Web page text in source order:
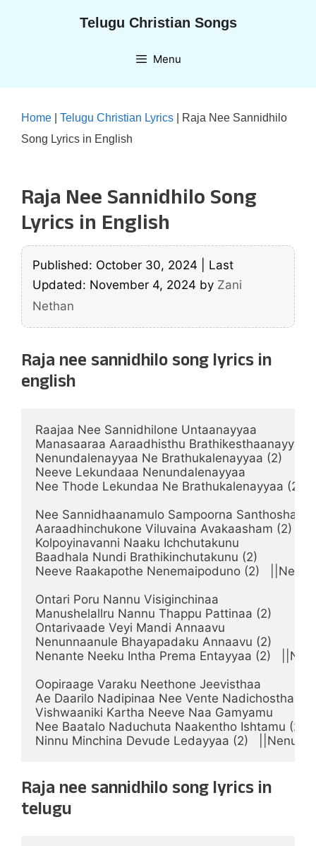
Telugu Christian Songs
Menu
Home Telugu Christian Lyrics
Raja Nee Sannidhilo
Song Lyrics in English
Raja Nee Sannidhilo Song
Lyrics in English
Published: October 30, 2024
Last
Updated: November 4, 2024 by Zani
Nethan
Raja nee sannidhilo song lyrics in
english
Raajaa Nee Sannidhilone Untaanayyaa
Manasaaraa Aaraadhisthu Brathikesthaanayyaa
Nenundalenayyaa Ne Brathukalenayyaa (2)
Neeve Lekundaaa Nenundalenayyaa
Nee Thode Lekundaa Ne Brathukalenayyaa (2)
Nee Sannidhaanamulo Sampoorna Santhoshan
Aaraadhinchukone Viluvaina Avakaasham (2)
Kolpoyinavanni Naaku Ichchutakunu
Baadhala Nundi Brathikinchutakunu (2)
Neeve Raakapothe Nenemaipoduno (2)
Ontari Poru Nannu Visiginchinaa
Manushelallru Nannu Thappu Pattinaa (2)
Ontarivaade Veyi Mandi Annaavu
Nenunnaanule Bhayapadaku Annaavu (2)
Nenante Neeku Intha Prema Entayyaa (2)
Oopiraage Varaku Neethone Jeevisthaa
Ae Daarilo Nadipinaa Nee Vente Nadichosthaa
Vishwaaniki Kartha Neeve Naa Gamyamu
Nee Baatalo Naduchuta Naakentho Ishtamu (2)
Ninnu Minchina Devude Ledayyaa (2)
Raja nee sannidhilo song lyrics in
telugu